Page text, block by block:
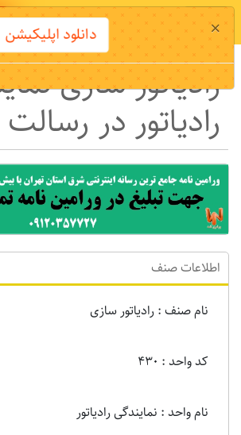
رادیاتور سازی
رادیاتور در رسالت
اطلاعات صنف
نام صنف : رادیاتور سازی
کد واحد : 430
نام واحد : نمایندگی رادیاتور
× دانلود اپلیکیشن